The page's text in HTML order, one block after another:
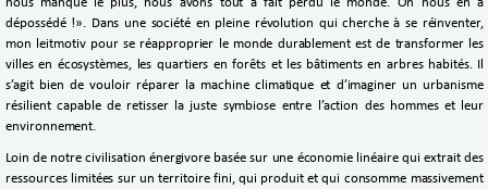
nous manque le plus, nous avons tout à fait perdu le monde. On nous en a
dépossédé !». Dans une société en pleine révolution qui cherche à se réinventer,
mon leitmotiv pour se réapproprier le monde durablement est de transformer les
villes en écosystèmes, les quartiers en forêts et les bâtiments en arbres habités. Il
s’agit bien de vouloir réparer la machine climatique et d’imaginer un urbanisme
résilient capable de retisser la juste symbiose entre l’action des hommes et leur
environnement.
Loin de notre civilisation énergivore basée sur une économie linéaire qui extrait des
ressources limitées sur un territoire fini, qui produit et qui consomme massivement